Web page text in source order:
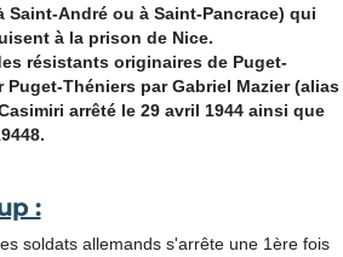
André ou à Saint-Pancrace) qui
à la prison de Nice.
résistants originaires de Puget-
Théniers par Gabriel Mazier (alias
arrêté le 29 avril 1944 ainsi que
:
soldats allemands s'arrête une 1ère fois